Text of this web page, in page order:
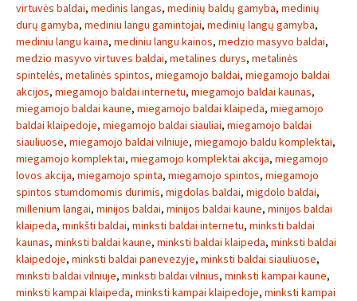
virtuvės baldai, medinis langas, medinių baldų gamyba, medinių
durų gamyba, mediniu langu gamintojai, medinių langų gamyba,
mediniu langu kaina, mediniu langu kainos, medzio masyvo baldai,
medzio masyvo virtuves baldai, metalines durys, metalinės
spintelės, metalinės spintos, miegamojo baldai, miegamojo baldai
akcijos, miegamojo baldai internetu, miegamojo baldai kaunas,
miegamojo baldai kaune, miegamojo baldai klaipeda, miegamojo
baldai klaipedoje, miegamojo baldai siauliai, miegamojo baldai
siauliuose, miegamojo baldai vilniuje, miegamojo baldu komplektai,
miegamojo komplektai, miegamojo komplektai akcija, miegamojo
lovos akcija, miegamojo spinta, miegamojo spintos, miegamojo
spintos stumdomomis durimis, migdolas baldai, migdolo baldai,
millenium langai, minijos baldai, minijos baldai kaune, minijos baldai
klaipeda, minkšti baldai, minksti baldai internetu, minksti baldai
kaunas, minksti baldai kaune, minksti baldai klaipeda, minksti baldai
klaipedoje, minksti baldai panevezyje, minksti baldai siauliuose,
minksti baldai vilniuje, minksti baldai vilnius, minksti kampai kaune,
minksti kampai klaipeda, minksti kampai klaipedoje, minksti kampai